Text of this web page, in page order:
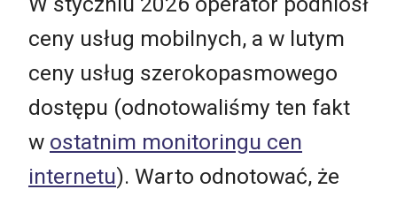
ceny usług mobilnych, a w lutym
ceny usług szerokopasmowego
dostępu (odnotowaliśmy ten fakt
w ostatnim monitoringu cen
internetu). Warto odnotować, że